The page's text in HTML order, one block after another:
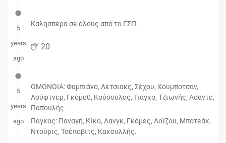
5
years
ago
Καλησπέρα σε όλους από το ΓΣΠ.
20
5
years
ago
OMONOIA: Φαμπιάνο, Λέτσιακς, Σέχου, Χούμποτσαν,
Λούφτνερ, Γκόμεθ, Κούσουλος, Τιάγκο, Τζιωνής, Ασάντε,
Παπουλής.
Πάγκος: Παναγή, Κίκο, Λανγκ, Γκόμες, Λοϊζου, Μποτεάκ,
Ντούρις, Τσέποβιτς, Κακουλλής.